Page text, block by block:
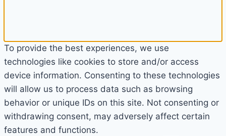
To provide the best experiences, we use
technologies like cookies to store and/or access
device information. Consenting to these technologies
will allow us to process data such as browsing
behavior or unique IDs on this site. Not consenting or
withdrawing consent, may adversely affect certain
features and functions.